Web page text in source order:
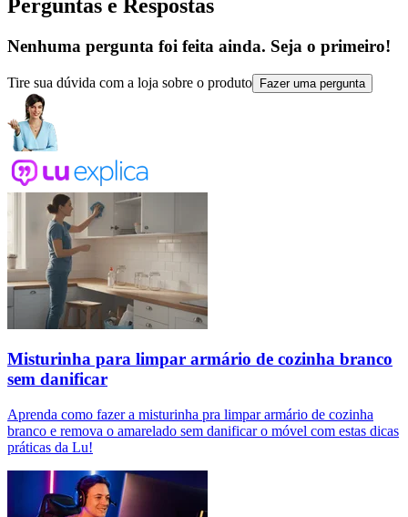
Perguntas e Respostas
Nenhuma pergunta foi feita ainda. Seja o primeiro!
Tire sua dúvida com a loja sobre o produto Fazer uma pergunta
Misturinha para limpar armário de cozinha branco
sem danificar
Aprenda como fazer a misturinha pra limpar armário de cozinha
branco e remova o amarelado sem danificar o móvel com estas dicas
práticas da Lu!